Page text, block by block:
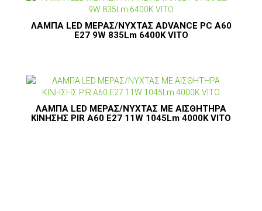
ΛΑΜΠΑ LED ΜΕΡΑΣ/ΝΥΧΤΑΣ ADVANCE PC A60
E27 9W 835Lm 6400K VITO
ΛΑΜΠΑ LED ΜΕΡΑΣ/ΝΥΧΤΑΣ ΜΕ ΑΙΣΘΗΤΗΡΑ
ΚΙΝΗΣΗΣ PIR A60 E27 11W 1045Lm 4000K VITO